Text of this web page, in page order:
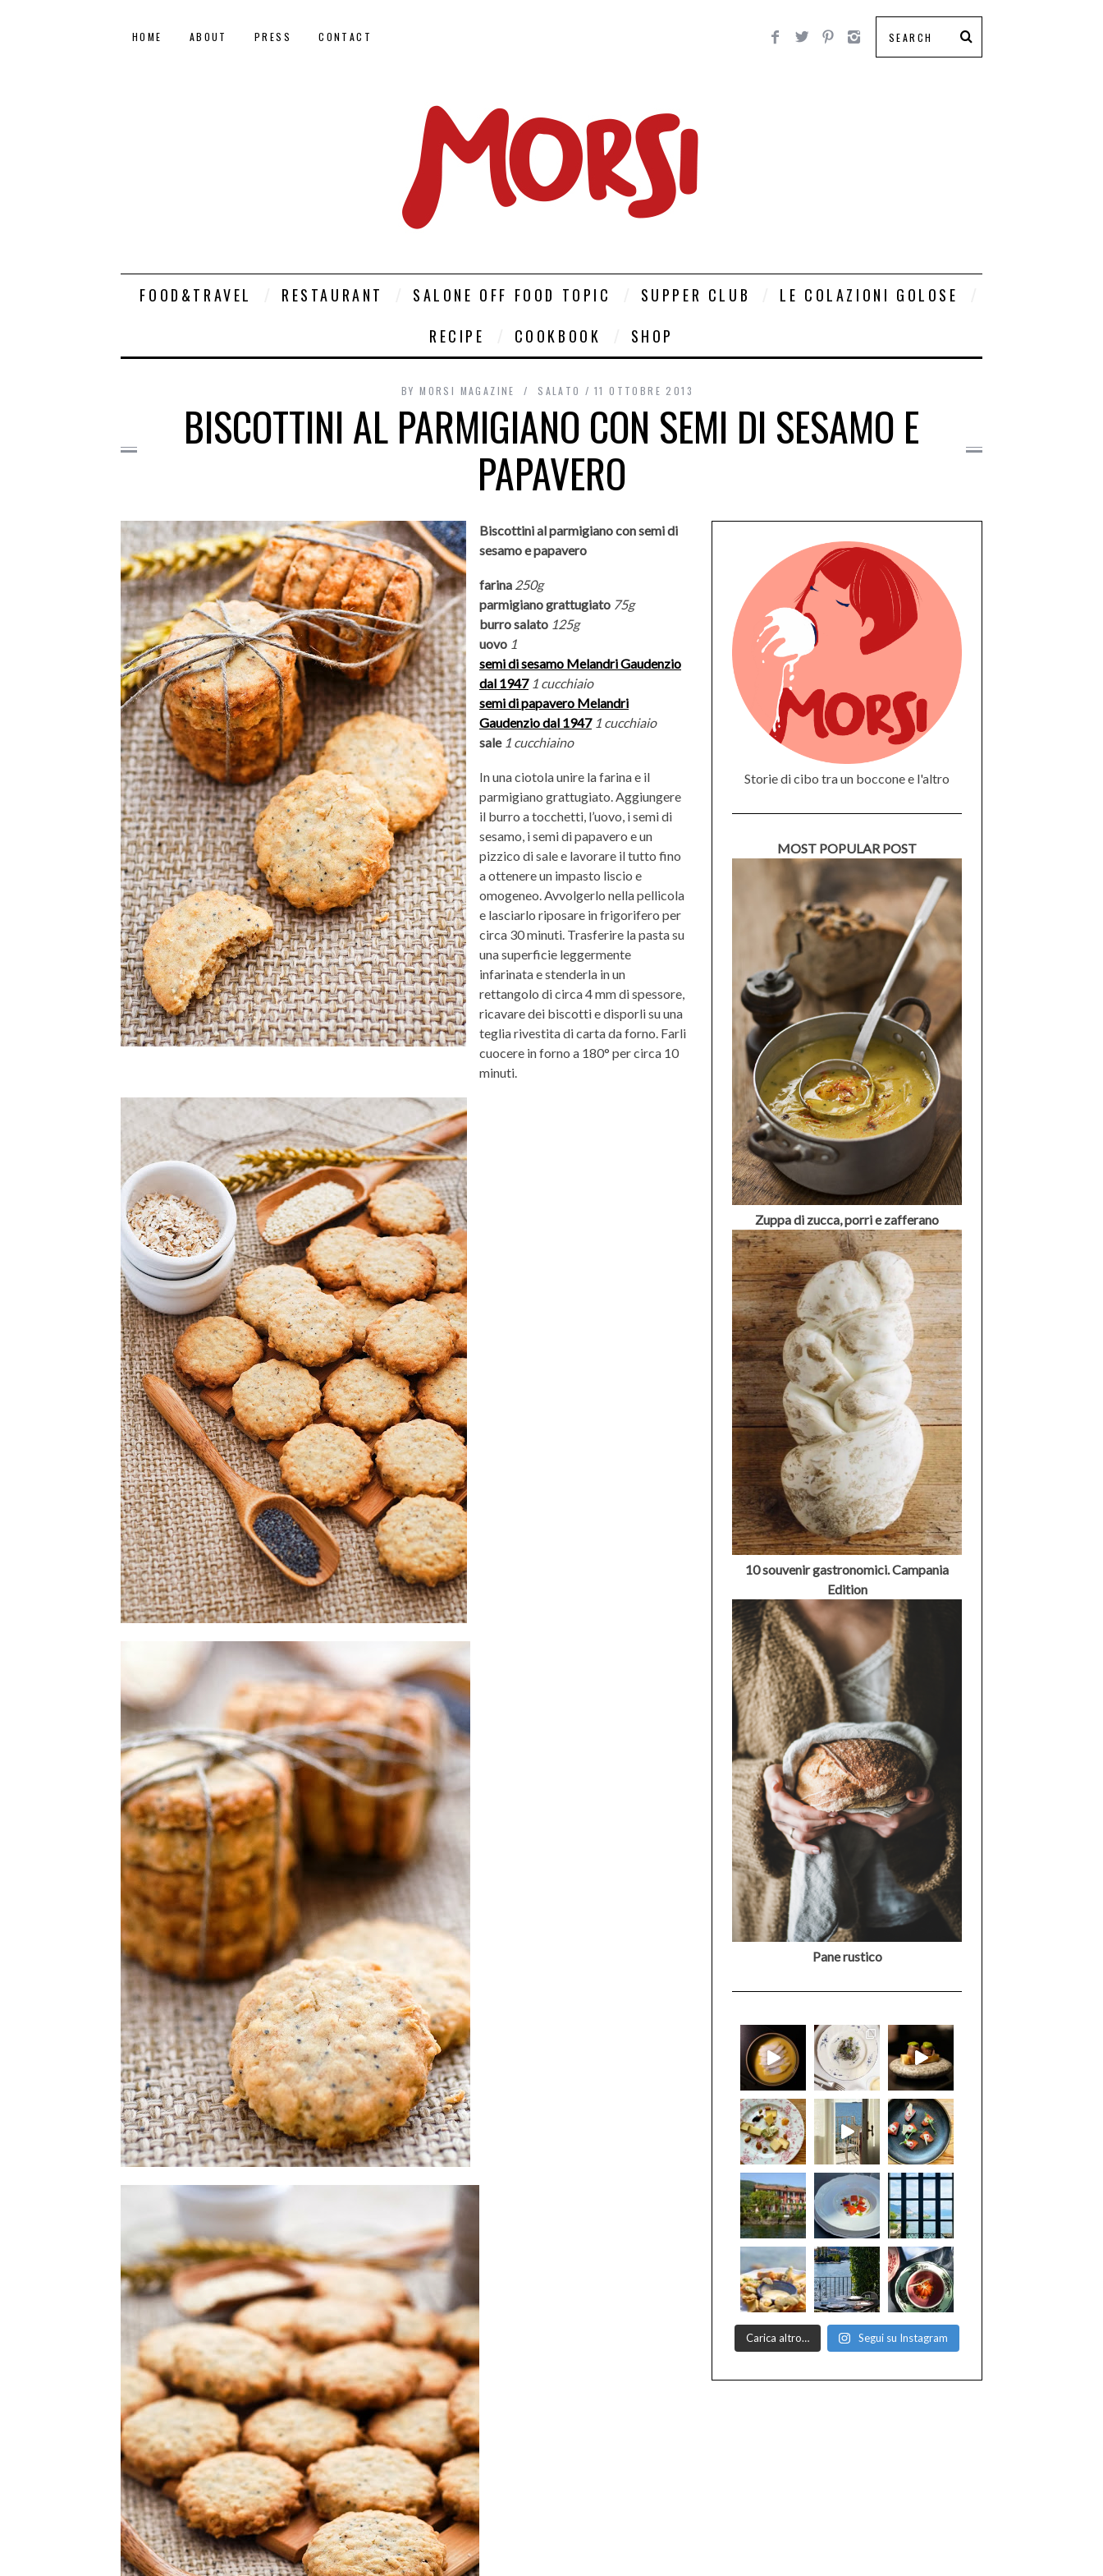
HOME ABOUT PRESS CONTACT
FOOD&TRAVEL RESTAURANT SALONE OFF FOOD TOPIC SUPPER CLUB
LE COLAZIONI GOLOSE
RECIPE
COOKBOOK SHOP
BY MORSI MAGAZINE SALATO 11 OTTOBRE 2013
BISCOTTINI AL PARMIGIANO CON SEMI DI SESAMO E
PAPAVERO
Biscottini al parmigiano con semi di
sesamo e papavero
farina 250g
parmigiano grattugiato 75g
burro salato 125g
uovo 1
semi di sesamo Melandri Gaudenzio
dal 1947 1 cucchiaio
semi di papavero Melandri
Gaudenzio dal 1947 1 cucchiaio
sale 1 cucchiaino
In una ciotola unire la farina e il
parmigiano grattugiato. Aggiungere
il burro a tocchetti, l’uovo, i semi di
sesamo, i semi di papavero e un
pizzico di sale e lavorare il tutto fino
a ottenere un impasto liscio e
omogeneo. Avvolgerlo nella pellicola
e lasciarlo riposare in frigorifero per
circa 30 minuti. Trasferire la pasta su
una superficie leggermente
infarinata e stenderla in un
rettangolo di circa 4 mm di spessore,
ricavare dei biscotti e disporli su una
teglia rivestita di carta da forno. Farli
cuocere in forno a 180° per circa 10
minuti.
Storie di cibo tra un boccone e l'altro
MOST POPULAR POST
Zuppa di zucca, porri e zafferano
10 souvenir gastronomici. Campania
Edition
Pane rustico
Carica altro… Segui su Instagram